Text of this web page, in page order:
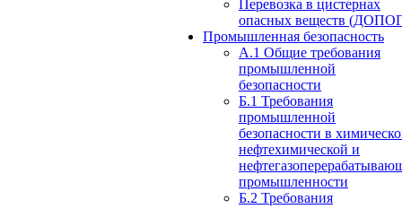
Перевозка в цистернах
опасных веществ
Промышленная безопасность
А.1 Общие требования
промышленной
безопасности
Б.1 Требования
промышленной
безопасности в
нефтехимической и
промышленности
Б.2 Требования